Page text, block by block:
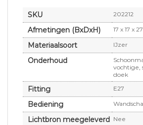
SKU 202212
Afmetingen (BxDxH) 17 x 17 x
Materiaalsoort IJzer
Onderhoud
vochtige,
doek
Fitting E27
Bediening
Lichtbron meegeleverd Nee